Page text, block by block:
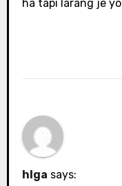
ha tapi larang je yo
hlga says: